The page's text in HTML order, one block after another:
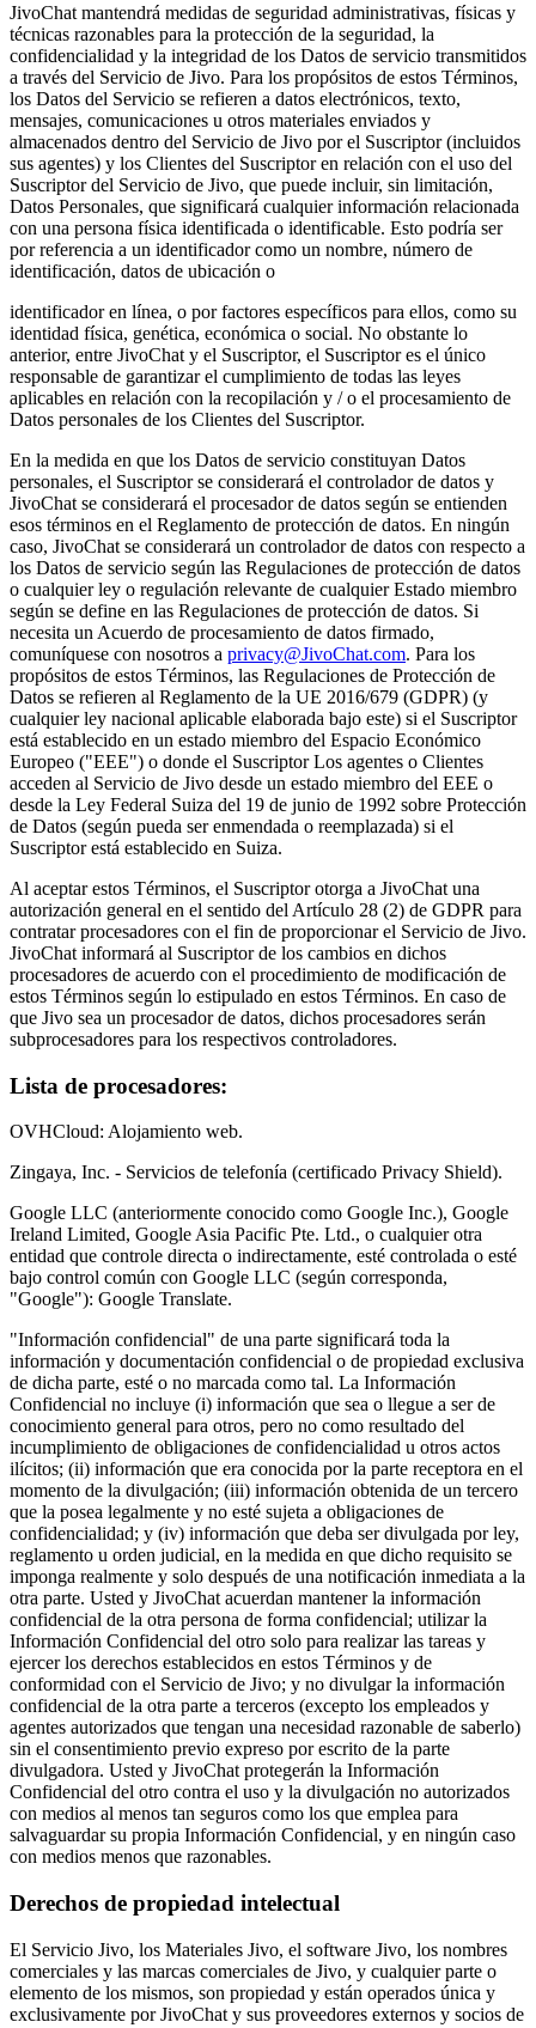
JivoChat mantendrá medidas de seguridad administrativas, físicas y
técnicas razonables para la protección de la seguridad, la
confidencialidad y la integridad de los Datos de servicio transmitidos
a través del Servicio de Jivo. Para los propósitos de estos Términos,
los Datos del Servicio se refieren a datos electrónicos, texto,
mensajes, comunicaciones u otros materiales enviados y
almacenados dentro del Servicio de Jivo por el Suscriptor (incluidos
sus agentes) y los Clientes del Suscriptor en relación con el uso del
Suscriptor del Servicio de Jivo, que puede incluir, sin limitación,
Datos Personales, que significará cualquier información relacionada
con una persona física identificada o identificable. Esto podría ser
por referencia a un identificador como un nombre, número de
identificación, datos de ubicación o
identificador en línea, o por factores específicos para ellos, como su
identidad física, genética, económica o social. No obstante lo
anterior, entre JivoChat y el Suscriptor, el Suscriptor es el único
responsable de garantizar el cumplimiento de todas las leyes
aplicables en relación con la recopilación y / o el procesamiento de
Datos personales de los Clientes del Suscriptor.
En la medida en que los Datos de servicio constituyan Datos
personales, el Suscriptor se considerará el controlador de datos y
JivoChat se considerará el procesador de datos según se entienden
esos términos en el Reglamento de protección de datos. En ningún
caso, JivoChat se considerará un controlador de datos con respecto a
los Datos de servicio según las Regulaciones de protección de datos
o cualquier ley o regulación relevante de cualquier Estado miembro
según se define en las Regulaciones de protección de datos. Si
necesita un Acuerdo de procesamiento de datos firmado,
comuníquese con nosotros a privacy@JivoChat.com. Para los
propósitos de estos Términos, las Regulaciones de Protección de
Datos se refieren al Reglamento de la UE 2016/679 (GDPR) (y
cualquier ley nacional aplicable elaborada bajo este) si el Suscriptor
está establecido en un estado miembro del Espacio Económico
Europeo ("EEE") o donde el Suscriptor Los agentes o Clientes
acceden al Servicio de Jivo desde un estado miembro del EEE o
desde la Ley Federal Suiza del 19 de junio de 1992 sobre Protección
de Datos (según pueda ser enmendada o reemplazada) si el
Suscriptor está establecido en Suiza.
Al aceptar estos Términos, el Suscriptor otorga a JivoChat una
autorización general en el sentido del Artículo 28 (2) de GDPR para
contratar procesadores con el fin de proporcionar el Servicio de Jivo.
JivoChat informará al Suscriptor de los cambios en dichos
procesadores de acuerdo con el procedimiento de modificación de
estos Términos según lo estipulado en estos Términos. En caso de
que Jivo sea un procesador de datos, dichos procesadores serán
subprocesadores para los respectivos controladores.
Lista de procesadores:
OVHCloud: Alojamiento web.
Zingaya, Inc. - Servicios de telefonía (certificado Privacy Shield).
Google LLC (anteriormente conocido como Google Inc.), Google
Ireland Limited, Google Asia Pacific Pte. Ltd., o cualquier otra
entidad que controle directa o indirectamente, esté controlada o esté
bajo control común con Google LLC (según corresponda,
"Google"): Google Translate.
"Información confidencial" de una parte significará toda la
información y documentación confidencial o de propiedad exclusiva
de dicha parte, esté o no marcada como tal. La Información
Confidencial no incluye (i) información que sea o llegue a ser de
conocimiento general para otros, pero no como resultado del
incumplimiento de obligaciones de confidencialidad u otros actos
ilícitos; (ii) información que era conocida por la parte receptora en el
momento de la divulgación; (iii) información obtenida de un tercero
que la posea legalmente y no esté sujeta a obligaciones de
confidencialidad; y (iv) información que deba ser divulgada por ley,
reglamento u orden judicial, en la medida en que dicho requisito se
imponga realmente y solo después de una notificación inmediata a la
otra parte. Usted y JivoChat acuerdan mantener la información
confidencial de la otra persona de forma confidencial; utilizar la
Información Confidencial del otro solo para realizar las tareas y
ejercer los derechos establecidos en estos Términos y de
conformidad con el Servicio de Jivo; y no divulgar la información
confidencial de la otra parte a terceros (excepto los empleados y
agentes autorizados que tengan una necesidad razonable de saberlo)
sin el consentimiento previo expreso por escrito de la parte
divulgadora. Usted y JivoChat protegerán la Información
Confidencial del otro contra el uso y la divulgación no autorizados
con medios al menos tan seguros como los que emplea para
salvaguardar su propia Información Confidencial, y en ningún caso
con medios menos que razonables.
Derechos de propiedad intelectual
El Servicio Jivo, los Materiales Jivo, el software Jivo, los nombres
comerciales y las marcas comerciales de Jivo, y cualquier parte o
elemento de los mismos, son propiedad y están operados única y
exclusivamente por JivoChat y sus proveedores externos y socios de